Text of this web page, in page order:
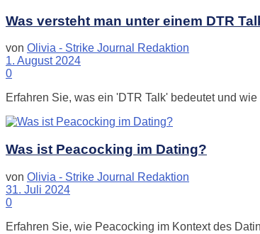
Was versteht man unter einem DTR
von Olivia - Strike Journal Redaktion
1. August 2024
0
Erfahren Sie, was ein 'DTR Talk' bedeutet und
Was ist Peacocking im Dating?
von Olivia - Strike Journal Redaktion
31. Juli 2024
0
Erfahren Sie, wie Peacocking im Kontext des